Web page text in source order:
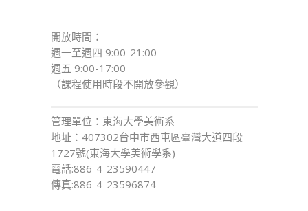
開放時間：
週一至週四 9:00-21:00
週五 9:00-17:00
（課程使用時段不開放參觀）
管理單位：東海大學美術系
地址：407302台中市西屯區臺灣大道四段
1727號(東海大學美術學系)
電話:886-4-23590447
傳真:886-4-23596874